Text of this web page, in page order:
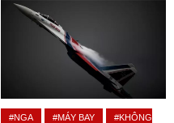
#NGA #MÁY BAY
#KHÔNG